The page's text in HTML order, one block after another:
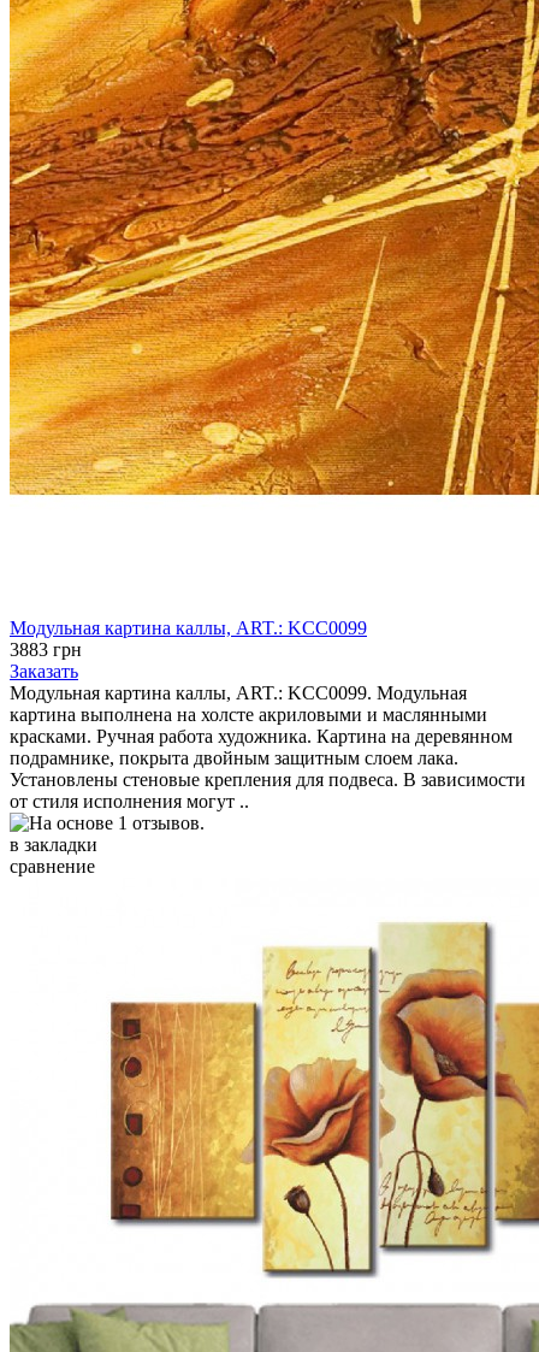
Модульная картина каллы, ART.: KCC0099
3883 грн
Заказать
Модульная картина каллы, ART.: KCC0099. Модульная
картина выполнена на холсте акриловыми и маслянными
красками. Ручная работа художника. Картина на деревянном
подрамнике, покрыта двойным защитным слоем лака.
Установлены стеновые крепления для подвеса. В зависимости
от стиля исполнения могут ..
в закладки
сравнение